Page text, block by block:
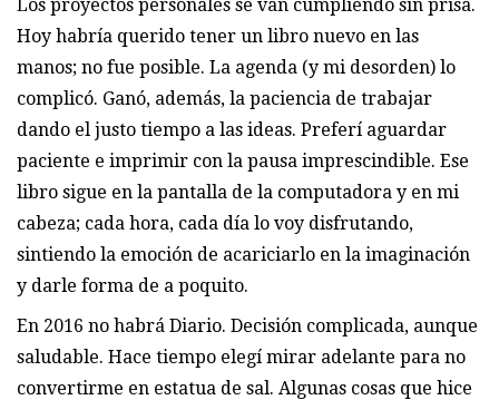
Los proyectos personales se van cumpliendo sin prisa.
Hoy habría querido tener un libro nuevo en las
manos; no fue posible. La agenda (y mi desorden) lo
complicó. Ganó, además, la paciencia de trabajar
dando el justo tiempo a las ideas. Preferí aguardar
paciente e imprimir con la pausa imprescindible. Ese
libro sigue en la pantalla de la computadora y en mi
cabeza; cada hora, cada día lo voy disfrutando,
sintiendo la emoción de acariciarlo en la imaginación
y darle forma de a poquito.
En 2016 no habrá Diario. Decisión complicada, aunque
saludable. Hace tiempo elegí mirar adelante para no
convertirme en estatua de sal. Algunas cosas que hice